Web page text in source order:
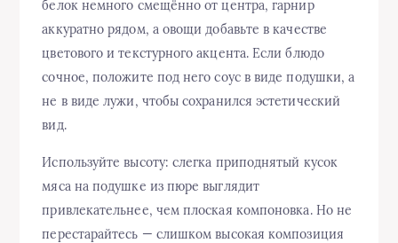
белок немного смещённо от центра, гарнир
аккуратно рядом, а овощи добавьте в качестве
цветового и текстурного акцента. Если блюдо
сочное, положите под него соус в виде подушки, а
не в виде лужи, чтобы сохранился эстетический
вид.
Используйте высоту: слегка приподнятый кусок
мяса на подушке из пюре выглядит
привлекательнее, чем плоская компоновка. Но не
перестарайтесь — слишком высокая композиция